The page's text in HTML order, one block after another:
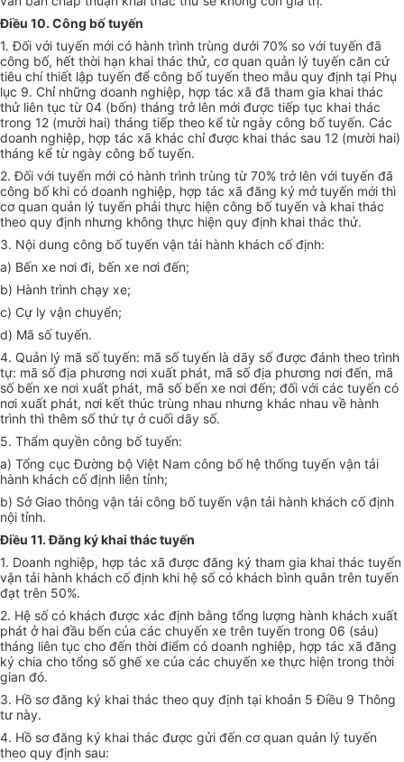
Điều 10. Công bố tuyến
1. Đối với tuyến mới có hành trình trùng dưới 70% so với tuyến đã
công bố, hết thời hạn khai thác thử, cơ quan quản lý tuyến căn cứ
tiêu chí thiết lập tuyến để công bố tuyến theo mẫu quy định tại Phụ
lục 9. Chỉ những doanh nghiệp, hợp tác xã đã tham gia khai thác
thử liên tục từ 04 (bốn) tháng trở lên mới được tiếp tục khai thác
trong 12 (mười hai) tháng tiếp theo kể từ ngày công bố tuyến. Các
doanh nghiệp, hợp tác xã khác chỉ được khai thác sau 12 (mười hai)
tháng kể từ ngày công bố tuyến.
2. Đối với tuyến mới có hành trình trùng từ 70% trở lên với tuyến đã
công bố khi có doanh nghiệp, hợp tác xã đăng ký mở tuyến mới thì
cơ quan quản lý tuyến phải thực hiện công bố tuyến và khai thác
theo quy định nhưng không thực hiện quy định khai thác thử.
3. Nội dung công bố tuyến vận tải hành khách cố định:
a) Bến xe nơi đi, bến xe nơi đến;
b) Hành trình chạy xe;
c) Cự ly vận chuyển;
d) Mã số tuyến.
4. Quản lý mã số tuyến: mã số tuyến là dãy số được đánh theo trình
tự: mã số địa phương nơi xuất phát, mã số địa phương nơi đến, mã
số bến xe nơi xuất phát, mã số bến xe nơi đến; đối với các tuyến có
nơi xuất phát, nơi kết thúc trùng nhau nhưng khác nhau về hành
trình thì thêm số thứ tự ở cuối dãy số.
5. Thẩm quyền công bố tuyến:
a) Tổng cục Đường bộ Việt Nam công bố hệ thống tuyến vận tải
hành khách cố định liên tỉnh;
b) Sở Giao thông vận tải công bố tuyến vận tải hành khách cố định
nội tỉnh.
Điều 11. Đăng ký khai thác tuyến
1. Doanh nghiệp, hợp tác xã được đăng ký tham gia khai thác tuyến
vận tải hành khách cố định khi hệ số có khách bình quân trên tuyến
đạt trên 50%.
2. Hệ số có khách được xác định bằng tổng lượng hành khách xuất
phát ở hai đầu bến của các chuyến xe trên tuyến trong 06 (sáu)
tháng liên tục cho đến thời điểm có doanh nghiệp, hợp tác xã đăng
ký chia cho tổng số ghế xe của các chuyến xe thực hiện trong thời
gian đó.
3. Hồ sơ đăng ký khai thác theo quy định tại khoản 5 Điều 9 Thông
tư này.
4. Hồ sơ đăng ký khai thác được gửi đến cơ quan quản lý tuyến
theo quy định sau: